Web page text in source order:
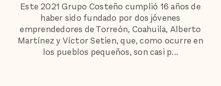
Este 2021 Grupo Costeño cumplió 16 años de
haber sido fundado por dos jóvenes
emprendedores de Torreón, Coahuila, Alberto
Martínez y Víctor Setien, que, como ocurre en
los pueblos pequeños, son casi p...